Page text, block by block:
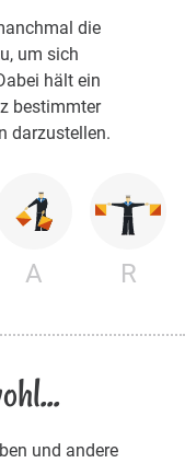
die
um sich
hält ein
bestimmter
darzustellen.
A R
und andere